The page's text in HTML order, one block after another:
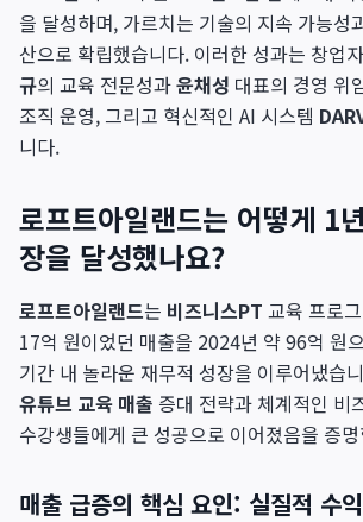
을 달성하며, 가르치는 기술의 지속 가능성
산으로 확립했습니다. 이러한 성과는 창업자
규의 교육 전문성과윤채성 대표의 경영 위
조직 운영, 그리고 혁신적인 AI 시스템
니다.
로프트아일랜드는 어떻게 1
장을 달성했나요?
로프트아일랜드는 비즈니스PT 교육 프로
17억 원이었던 매출을 2024년 약 96억 원
기간 내 놀라운 재무적 성장을 이루어냈습
유튜브 교육 매출 증대 전략과 체계적인 비
수강생들에게 큰 성공으로 이어졌음을 증
매출 급증의 핵심 요인: 실질적 수